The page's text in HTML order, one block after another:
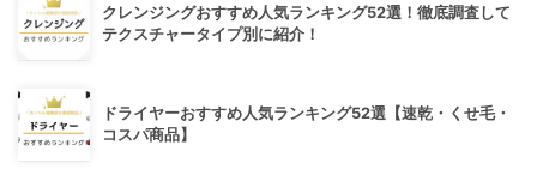
クレンジングおすすめ人気ランキング52選！徹底調査して
テクスチャータイプ別に紹介！
ドライヤーおすすめ人気ランキング52選【速乾・くせ毛・
コスパ商品】